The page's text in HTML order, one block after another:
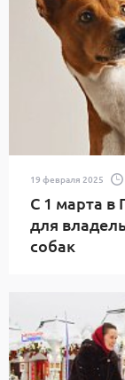
19 февраля 2025
С 1 марта в
для
собак